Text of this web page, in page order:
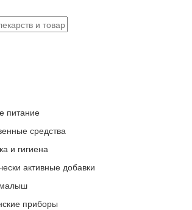
питание
средства
и гигиена
активные добавки
приборы